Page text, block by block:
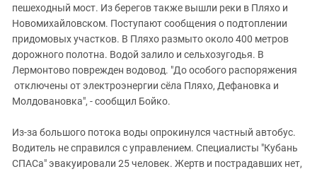
пешеходный мост. Из берегов также вышли реки в Пляхо и
Новомихайловском. Поступают сообщения о подтоплении
придомовых участков. В Пляхо размыто около 400 метров
дорожного полотна. Водой залило и сельхозугодья. В
Лермонтово поврежден водовод. "До особого распоряжения
отключены от электроэнергии сёла Пляхо, Дефановка и
Молдовановка", - сообщил Бойко.
Из-за большого потока воды опрокинулся частный автобус.
Водитель не справился с управлением. Специалисты "Кубань
СПАСа" эвакуировали 25 человек. Жертв и пострадавших нет,